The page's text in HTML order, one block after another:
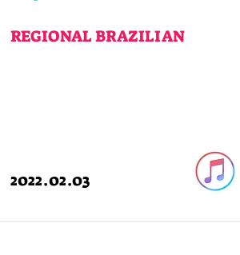
REGIONAL BRAZILIAN
2022.02.03